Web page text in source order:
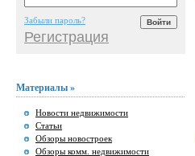
Забыли пароль?
Регистрация
Материалы »
Новости недвижимости
Статьи
Обзоры новостроек
Обзоры комм. недвижимости